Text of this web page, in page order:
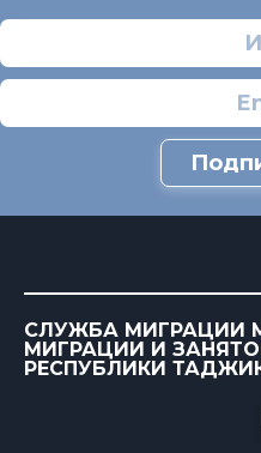
СЛУЖБА МИГРАЦИИ
МИГРАЦИИ И
РЕСПУБЛИКИ